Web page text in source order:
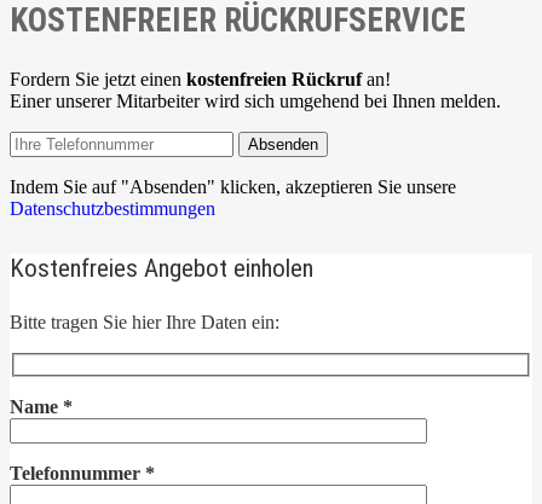
KOSTENFREIER RÜCKRUFSERVICE
Fordern Sie jetzt einen kostenfreien Rückrufan!
Einer unserer Mitarbeiter wird sich umgehend bei Ihnen melden.
Absenden
Indem Sie auf "Absenden" klicken, akzeptieren Sie unsere
Datenschutzbestimmungen
Kostenfreies Angebot einholen
Bitte tragen Sie hier Ihre Daten ein:
Name *
Telefonnummer *